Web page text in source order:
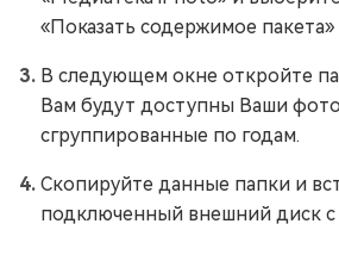
«Показать содержимое пакета»
В следующем окне откройте
Вам будут доступны Ваши
сгруппированные по годам.
Скопируйте данные папки и
подключенный внешний диск